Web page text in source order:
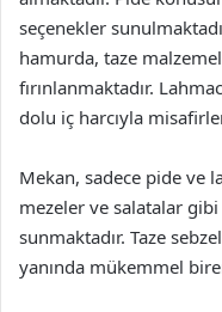
seçenekler
hamurda, taze
fırınlanmaktadır.
dolu iç harcıyla
Mekan, sadece pide ve
mezeler ve salatalar
sunmaktadır. Taze
yanında mükemmel